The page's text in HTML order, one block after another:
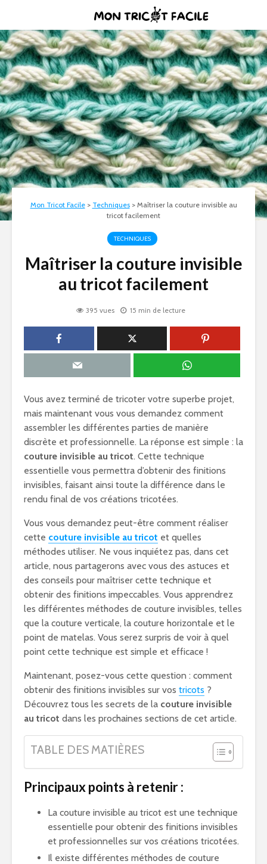
Mon Tricot Facile> Techniques> Maîtriser la couture invisible au
tricot facilement
TECHNIQUES
Maîtriser la couture invisible
au tricot facilement
395 vues 15 min de lecture
Vous avez terminé de tricoter votre superbe projet,
mais maintenant vous vous demandez comment
assembler les différentes parties de manière
discrète et professionnelle. La réponse est simple : la
couture invisible au tricot. Cette technique
essentielle vous permettra d’obtenir des finitions
invisibles, faisant ainsi toute la différence dans le
rendu final de vos créations tricotées.
Vous vous demandez peut-être comment réaliser
cette couture invisible au tricot et quelles
méthodes utiliser. Ne vous inquiétez pas, dans cet
article, nous partagerons avec vous des astuces et
des conseils pour maîtriser cette technique et
obtenir des finitions impeccables. Vous apprendrez
les différentes méthodes de couture invisibles, telles
que la couture verticale, la couture horizontale et le
point de matelas. Vous serez surpris de voir à quel
point cette technique est simple et efficace !
Maintenant, posez-vous cette question : comment
obtenir des finitions invisibles sur vos tricots ?
Découvrez tous les secrets de la couture invisible
au tricot dans les prochaines sections de cet article.
TABLE DES MATIÈRES
Principaux points à retenir :
La couture invisible au tricot est une technique
essentielle pour obtenir des finitions invisibles
et professionnelles sur vos créations tricotées.
Il existe différentes méthodes de couture